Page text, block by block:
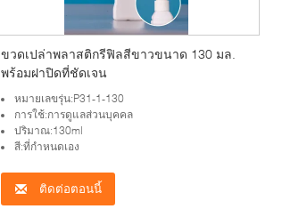
ขวดเปล่าพลาสติกรีฟิลสีขาวขนาด 130 มล.
พร้อมฝาปิดที่ชัดเจน
หมายเลขรุ่น:P31-1-130
การใช้:การดูแลส่วนบุคคล
ปริมาณ:130ml
สี:ที่กำหนดเอง
ติดต่อตอนนี้